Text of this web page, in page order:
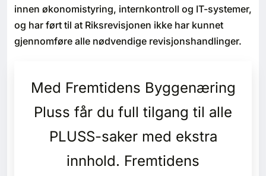
Øvrige
Annonsering
Abonnement Pluss
innen økonomistyring, internkontroll og IT-systemer,
og har ført til at Riksrevisjonen ikke har kunnet
gjennomføre alle nødvendige revisjonshandlinger.
Med Fremtidens Byggenæring
Pluss får du full tilgang til alle
PLUSS-saker med ekstra
innhold. Fremtidens